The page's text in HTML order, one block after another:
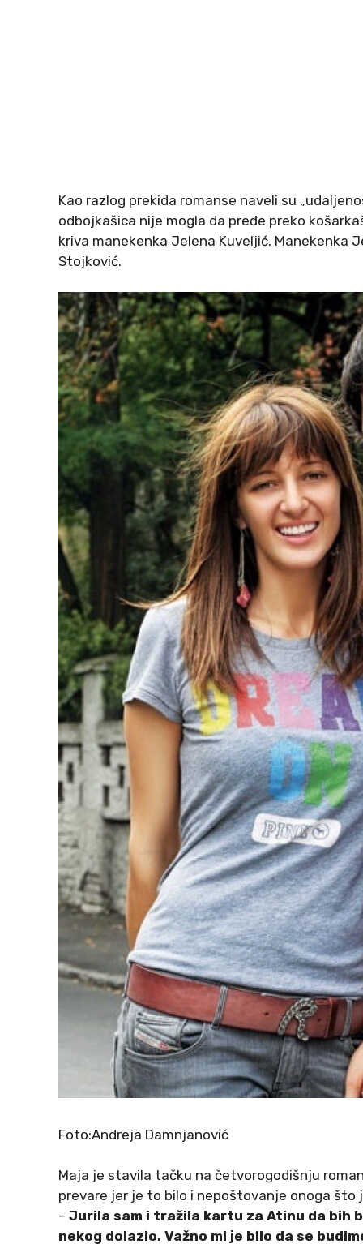
Kao razlog prekida romanse naveli su
odbojkašica nije mogla da pređe preko
kriva manekenka Jelena Kuveljić. Manekenka
Stojković.
Foto:Andreja Damnjanović
Maja je stavila tačku na četvorogodišnju
prevare jer je to bilo i nepoštovanje onoga što
– Jurila sam i tražila kartu za Atinu da bih
nekog dolazio. Važno mi je bilo da se